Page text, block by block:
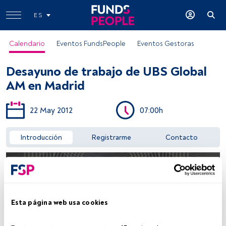
Esta página web usa cookies
ES
Calendario Eventos FundsPeople Eventos Gestoras
Desayuno de trabajo de UBS Global
AM en Madrid
22 May 2012 07:00h
Introducción Registrarme Contacto